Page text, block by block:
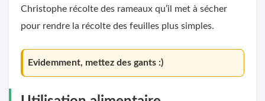
Christophe récolte des rameaux qu’il met à sécher
pour rendre la récolte des feuilles plus simples.
Evidemment, mettez des gants :)